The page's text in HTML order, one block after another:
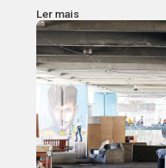
Ler mais